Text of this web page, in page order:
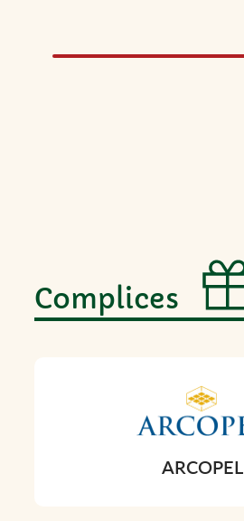
Complices
ARCOPEL